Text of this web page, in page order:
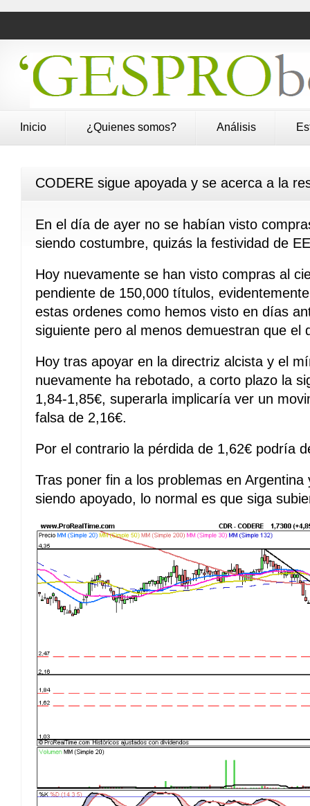
Inicio ¿Quienes somos? Análisis
CODERE sigue apoyada y se acerca a la
En el día de ayer no se habían visto
siendo costumbre, quizás la festividad de
Hoy nuevamente se han visto compras al
pendiente de 150,000 títulos,
estas ordenes como hemos visto en días
siguiente pero al menos demuestran que el
Hoy tras apoyar en la directriz alcista y el
nuevamente ha rebotado, a corto plazo la
1,84-1,85€, superarla implicaría ver un
falsa de 2,16€.
Por el contrario la pérdida de 1,62€ podría
Tras poner fin a los problemas en
siendo apoyado, lo normal es que siga